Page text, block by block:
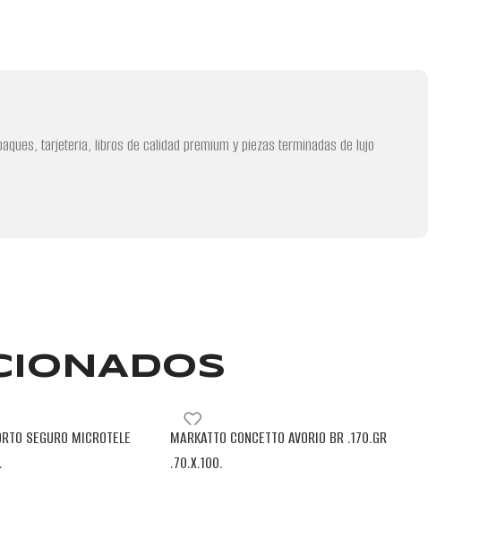
tarjeteria, libros de calidad premium y piezas terminadas de lujo
SEGURO MICROTELE
MARKATTO CONCETTO AVORIO BR .170.GR
.70.X.100.